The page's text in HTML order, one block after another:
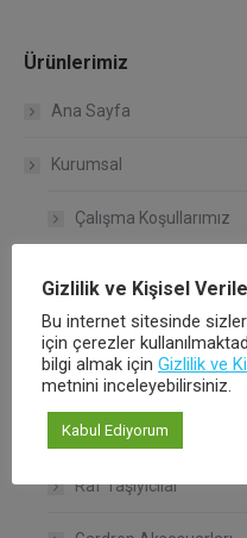
Ürünlerimiz
Ana Sayfa
Kurumsal
Çalışma Koşullarımız
Hakkımızda
Ürünlerimiz
Bağlantı Sistemleri
Raf Taşıyıcılar
Gizlilik ve Kişisel
Bu internet sitesinde
için çerezler
bilgi almak için Gizlilik ve
metnini inceleyebilirsiniz.
Kabul Ediyorum